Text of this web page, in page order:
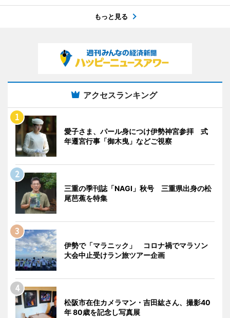
もっと見る
アクセスランキング
愛子さま、パール身につけ伊勢神宮参拝 式
年遷宮行事「御木曳」などご視察
三重の季刊誌「NAGI」秋号 三重県出身の松
尾芭蕉を特集
伊勢で「マラニック」 コロナ禍でマラソン
大会中止受けラン旅ツアー企画
松阪市在住カメラマン・吉田紘さん、撮影40
年 80歳を記念し写真展